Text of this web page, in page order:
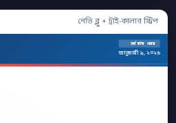
নেভি ব্লু + ট্রাই-কালার স্ট্রিপ
সর্বশেষ খবর
জানুয়ারী ৯, ২০২৬